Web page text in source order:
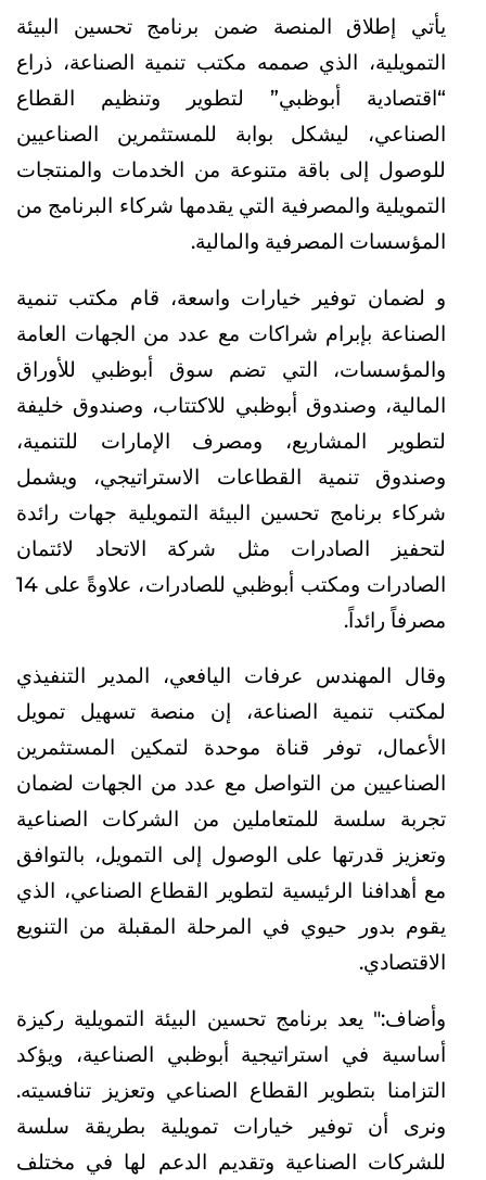
يأتي إطلاق المنصة ضمن برنامج تحسين البيئة
التمويلية، الذي صممه مكتب تنمية الصناعة، ذراع
“اقتصادية أبوظبي” لتطوير وتنظيم القطاع
الصناعي، ليشكل بوابة للمستثمرين الصناعيين
للوصول إلى باقة متنوعة من الخدمات والمنتجات
التمويلية والمصرفية التي يقدمها شركاء البرنامج من
المؤسسات المصرفية والمالية.
و لضمان توفير خيارات واسعة، قام مكتب تنمية
الصناعة بإبرام شراكات مع عدد من الجهات العامة
والمؤسسات، التي تضم سوق أبوظبي للأوراق
المالية، وصندوق أبوظبي للاكتتاب، وصندوق خليفة
لتطوير المشاريع، ومصرف الإمارات للتنمية،
وصندوق تنمية القطاعات الاستراتيجي، ويشمل
شركاء برنامج تحسين البيئة التمويلية جهات رائدة
لتحفيز الصادرات مثل شركة الاتحاد لائتمان
الصادرات ومكتب أبوظبي للصادرات، علاوةً على 14
مصرفاً رائداً.
وقال المهندس عرفات اليافعي، المدير التنفيذي
لمكتب تنمية الصناعة، إن منصة تسهيل تمويل
الأعمال، توفر قناة موحدة لتمكين المستثمرين
الصناعيين من التواصل مع عدد من الجهات لضمان
تجربة سلسة للمتعاملين من الشركات الصناعية
وتعزيز قدرتها على الوصول إلى التمويل، بالتوافق
مع أهدافنا الرئيسية لتطوير القطاع الصناعي، الذي
يقوم بدور حيوي في المرحلة المقبلة من التنويع
الاقتصادي.
وأضاف:" يعد برنامج تحسين البيئة التمويلية ركيزة
أساسية في استراتيجية أبوظبي الصناعية، ويؤكد
التزامنا بتطوير القطاع الصناعي وتعزيز تنافسيته.
ونرى أن توفير خيارات تمويلية بطريقة سلسة
للشركات الصناعية وتقديم الدعم لها في مختلف